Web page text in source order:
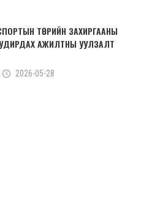
ТӨРИЙН ЗАХИРГААНЫ
АЖИЛТНЫ УУЛЗАЛТ
2026-05-28